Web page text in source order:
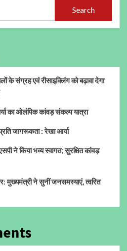
Search
के संग्रह एवं रीसाइक्लिंग को बढ़ावा देगा
का ओलंपिक कांवड़ संकल्प यात्रा
जागरूकता : रेखा आर्या
ने किया भव्य स्वागत; सुरक्षित कांवड़
मुख्यमंत्री ने सुनीं जनसमस्याएं, त्वरित